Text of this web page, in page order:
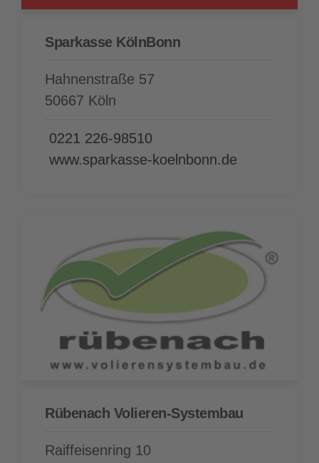
Sparkasse KölnBonn
Hahnenstraße 57
50667 Köln
0221 226-98510
www.sparkasse-koelnbonn.de
Rübenach Volieren-Systembau
Raiffeisenring 10